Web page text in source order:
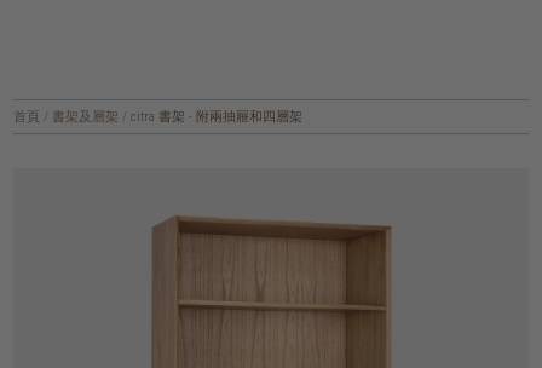
首頁 / 書架及層架 / citra 書架 - 附兩抽屜和四層架